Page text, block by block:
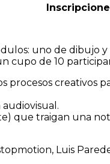
uno de dibujo
cupo de 10
procesos creativos
audiovisual.
que traigan una
Luis